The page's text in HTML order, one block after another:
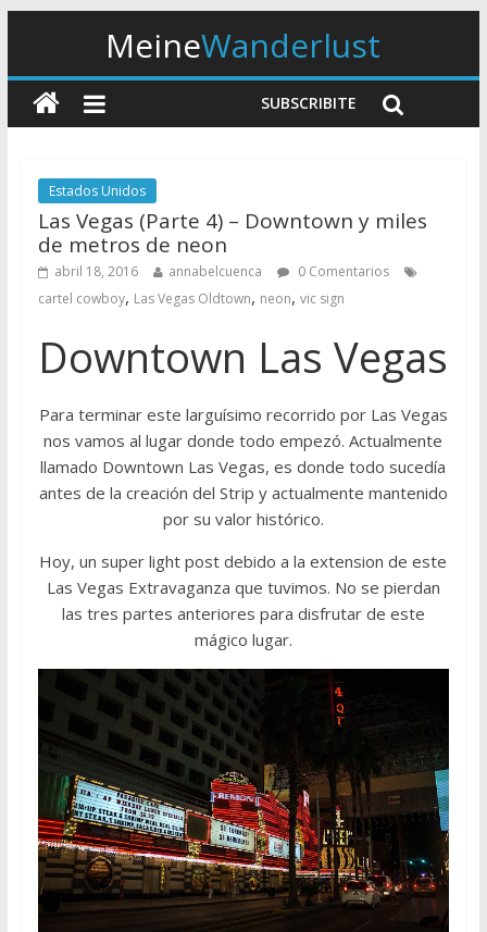
MeineWanderlust
SUBSCRIBITE
Estados Unidos
Las Vegas (Parte 4) – Downtown y miles
de metros de neon
abril 18, 2016 annabelcuenca
0 Comentarios
cartel cowboy, Las Vegas Oldtown, neon, vic sign
Downtown Las Vegas
Para terminar este larguísimo recorrido por Las Vegas
nos vamos al lugar donde todo empezó. Actualmente
llamado Downtown Las Vegas, es donde todo sucedía
antes de la creación del Strip y actualmente mantenido
por su valor histórico.
Hoy, un super light post debido a la extension de este
Las Vegas Extravaganza que tuvimos. No se pierdan
las tres partes anteriores para disfrutar de este
mágico lugar.